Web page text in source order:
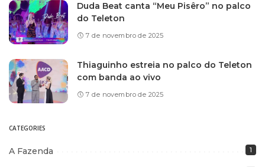
Duda Beat canta “Meu Pisêro” no palco
do Teleton
7 de novembro de 2025
Thiaguinho estreia no palco do Teleton
com banda ao vivo
7 de novembro de 2025
CATEGORIES
A Fazenda 1